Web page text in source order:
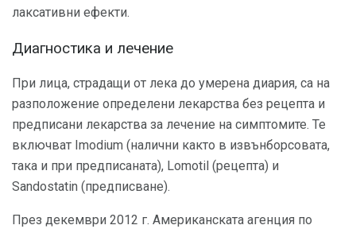
лаксативни ефекти.
Диагностика и лечение
При лица, страдащи от лека до умерена диария, са на
разположение определени лекарства без рецепта и
предписани лекарства за лечение на симптомите. Те
включват Imodium (налични както в извънборсовата,
така и при предписаната), Lomotil (рецепта) и
Sandostatin (предписване).
През декември 2012 г. Американската агенция по